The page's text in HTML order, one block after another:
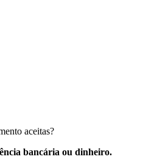
aceitas?
bancária ou dinheiro.